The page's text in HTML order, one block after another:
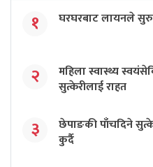
१ घरघरबाट लायनले सुरु
२
महिला स्वास्थ्य
सुत्केरीलाई राहत
३
छेपाङकी पाँचदिने
कुर्दै